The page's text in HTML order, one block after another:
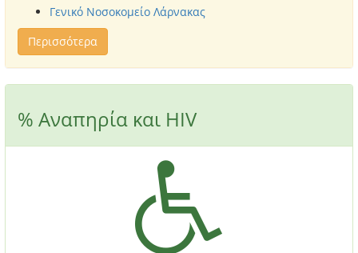
Γενικό Νοσοκομείο Λάρνακας
Περισσότερα
% Αναπηρία και HIV